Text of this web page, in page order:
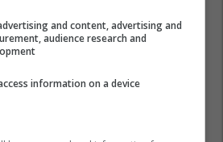
and content, advertising and
audience research and
information on a device